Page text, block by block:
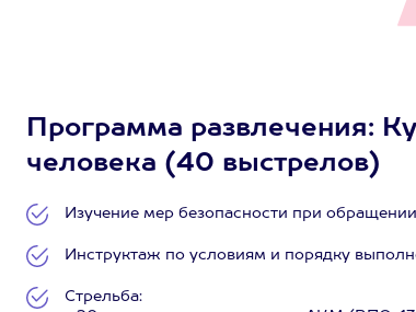
Программа развлечения:
человека (40 выстрелов)
Изучение мер безопасности при
Инструктаж по условиям и порядку
Стрельба: